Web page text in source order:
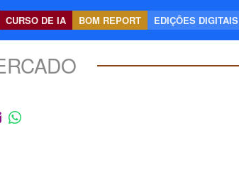
CURSO DE IA BOM REPORT EDIÇÕES DIGITAIS